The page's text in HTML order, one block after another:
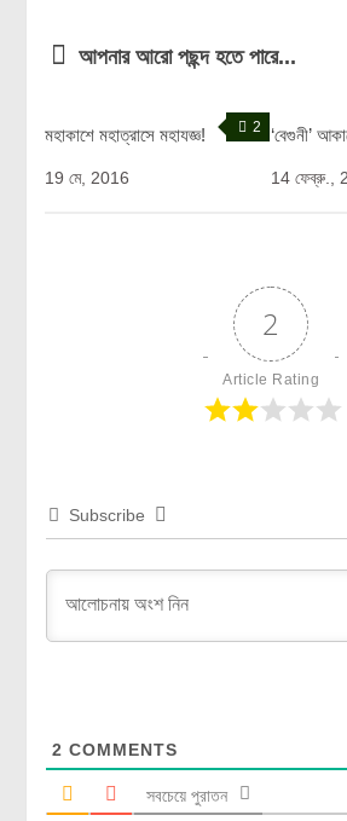
আপনার আরো পছন্দ হতে পারে...
2
মহাকাশে মহাত্রাসে মহাযজ্ঞ!
19 মে, 2016
‘বেগুনী’
14 ফেব্রু.,
2
Article Rating
Subscribe
2 COMMENTS
সবচেয়ে পুরাতন